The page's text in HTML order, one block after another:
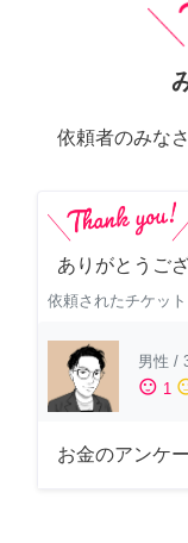
依頼者のみな
ありがとうご
依頼されたチケット
男性 /
sentiment_satisfied 1
お金のアンケ